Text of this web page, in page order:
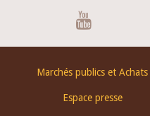
Marchés publics et Achats
Espace presse